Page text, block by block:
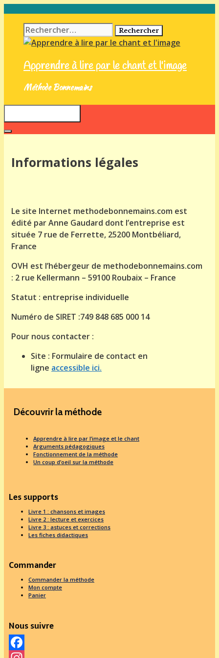
contenuRechercher :
Apprendre à lire par le chant et l'image
Méthode Bonnemains
Informations légales
Le site Internet methodebonnemains.com est
édité par Anne Gaudard dont l’entreprise est
située 7 rue de Ferrette, 25200 Montbéliard,
France
OVH est l’hébergeur de methodebonnemains.com
: 2 rue Kellermann – 59100 Roubaix – France
Statut : entreprise individuelle
Numéro de SIRET :749 848 685 000 14
Pour nous contacter :
Site : Formulaire de contact en
ligne accessible ici.
Découvrir la méthode
Apprendre à lire par l’image et le chant
Arguments pédagogiques
Fonctionnement de la méthode
Un coup d’oeil sur la méthode
Les supports
Livre 1 : chansons et images
Livre 2 : lecture et exercices
Livre 3 : astuces et corrections
Les fiches didactiques
Commander
Commander la méthode
Mon compte
Panier
Nous suivre